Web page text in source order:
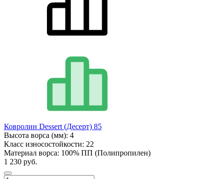
Ковролин Dessert (Десерт) 85
Высота ворса (мм): 4
Класс износостойкости: 22
Материал ворса: 100% ПП (Полипропилен)
1 230 руб.